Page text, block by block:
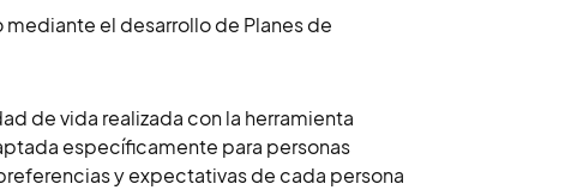
el desarrollo de Planes de
de vida realizada con la herramienta
específicamente para personas
y expectativas de cada persona